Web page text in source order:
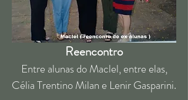
Reencontro
Entre alunas do Maclel, entre elas,
Célia Trentino Milan e Lenir Gasparini.